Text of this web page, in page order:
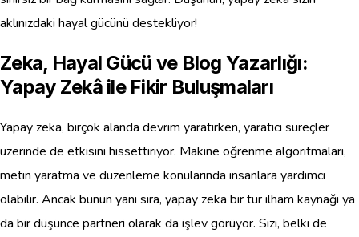
aklınızdaki hayal gücünü destekliyor!
Zeka, Hayal Gücü ve Blog Yazarlığı:
Yapay Zekâ ile Fikir Buluşmaları
Yapay zeka, birçok alanda devrim yaratırken, yaratıcı süreçler
üzerinde de etkisini hissettiriyor. Makine öğrenme algoritmaları,
metin yaratma ve düzenleme konularında insanlara yardımcı
olabilir. Ancak bunun yanı sıra, yapay zeka bir tür ilham kaynağı ya
da bir düşünce partneri olarak da işlev görüyor. Sizi, belki de